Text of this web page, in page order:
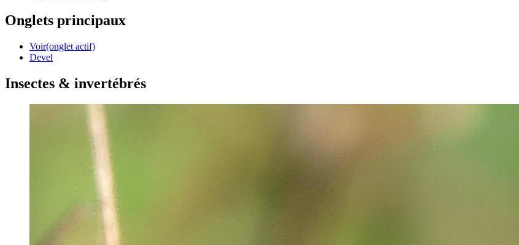
Onglets principaux
Voir(onglet actif)
Devel
Insectes & invertébrés